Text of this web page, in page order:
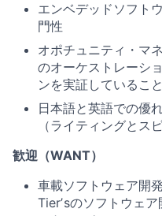
エンベデッドソフト
門性
オポチュニティ・マ
のオーケストレーシ
ンを実証していること
⽇本語と英語での優
（ライティングとス
歓迎（WANT）
⾞載ソフトウェア開
Tierʼsのソフトウェ